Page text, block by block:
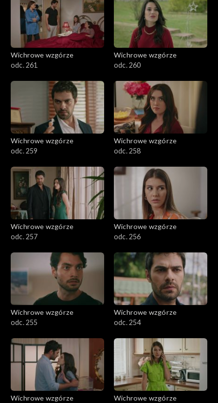
Wichrowe wzgórze
odc. 261
Wichrowe wzgórze
odc. 260
Wichrowe wzgórze
odc. 259
Wichrowe wzgórze
odc. 258
Wichrowe wzgórze
odc. 257
Wichrowe wzgórze
odc. 256
Wichrowe wzgórze
odc. 255
Wichrowe wzgórze
odc. 254
Wichrowe wzgórze
Wichrowe wzgórze